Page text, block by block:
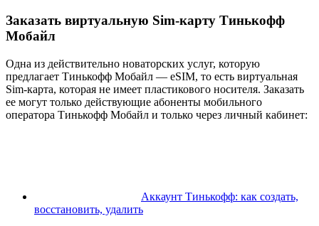
Заказать виртуальную Sim-карту Тинькофф
Мобайл
Одна из действительно новаторских услуг, которую
предлагает Тинькофф Мобайл — eSIM, то есть виртуальная
Sim-карта, которая не имеет пластикового носителя. Заказать
ее могут только действующие абоненты мобильного
оператора Тинькофф Мобайл и только через личный кабинет:
Аккаунт Тинькофф: как создать,
восстановить, удалить